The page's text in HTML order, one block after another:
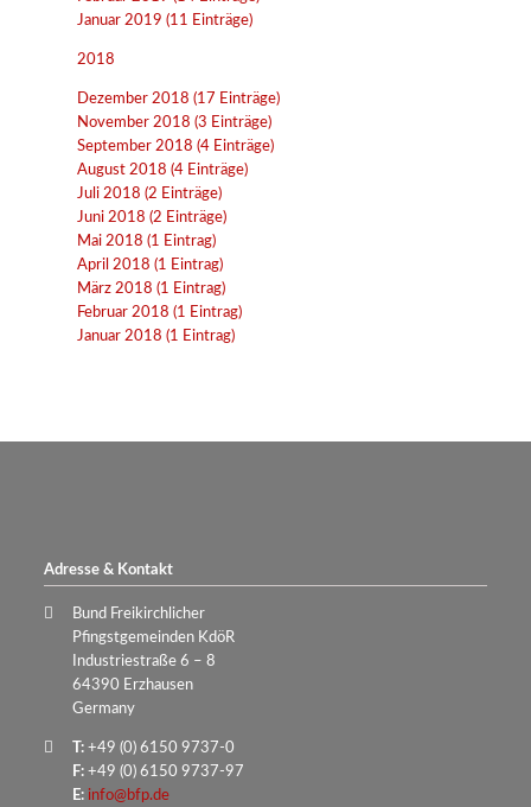
Januar 2019 (11 Einträge)
2018
Dezember 2018 (17 Einträge)
November 2018 (3 Einträge)
September 2018 (4 Einträge)
August 2018 (4 Einträge)
Juli 2018 (2 Einträge)
Juni 2018 (2 Einträge)
Mai 2018 (1 Eintrag)
April 2018 (1 Eintrag)
März 2018 (1 Eintrag)
Februar 2018 (1 Eintrag)
Januar 2018 (1 Eintrag)
Adresse & Kontakt
Bund Freikirchlicher
Pfingstgemeinden KdöR
Industriestraße 6 – 8
64390 Erzhausen
Germany
T: +49 (0) 6150 9737-0
F: +49 (0) 6150 9737-97
E: info@bfp.de